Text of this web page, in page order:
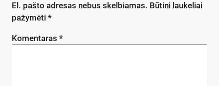
El. pašto adresas nebus skelbiamas. Būtini laukeliai
pažymėti *
Komentaras *